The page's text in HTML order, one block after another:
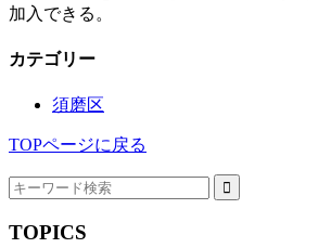
加入できる。
カテゴリー
須磨区
TOPページに戻る
TOPICS